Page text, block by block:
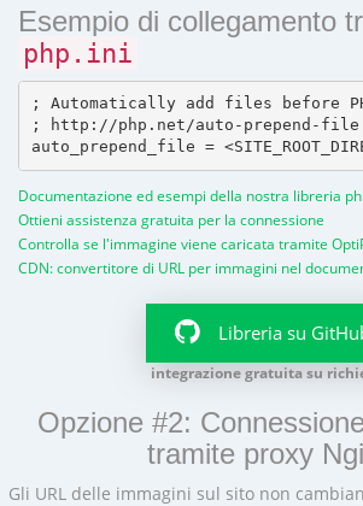
Esempio di collegamento
php.ini
; Automatically add files before
; http://php.net/auto-prepend-file
Documentazione ed esempi della nostra libreria
Ottieni assistenza gratuita per la connessione
Controlla se l'immagine viene caricata tramite
CDN: convertitore di URL per immagini nel
Libreria su
integrazione gratuita su
Opzione #2:
tramite proxy
Gli URL delle immagini sul sito non